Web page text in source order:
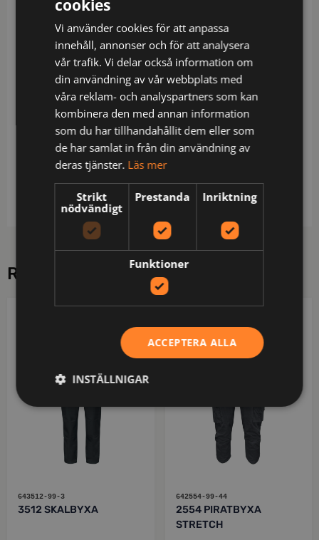
Beskrivning
Delvis återvunnet material / Miljödeklarerad (EPD) /
Mekanisk stretch / Ribbstickade stretchpartier i
midjan / Dold knapp fram / 2 framfickor / 2
bakfickor / Tumstocksficka och verktygsficka /
Benficka med hälla för id-kortshållare under lock
med dold tryckknapp / Förböjda knän /
Benlängden kan förlängas 5 cm / Godkänd enligt
EN 13758-2 UPF 40+ UV-skydd / Testad för
industritvätt enligt ISO 15797 / OEKO-TEX®-
certifierad / EPD reg.nr 13205 på environdec.com
RELATERADE PRODUKTER
643512-99-3
3512 SKALBYXA
642554-99-44
2554 PIRATBYXA
STRETCH
cookies
Vi använder cookies för att anpassa
innehåll, annonser och för att analysera
vår trafik. Vi delar också information om
din användning av vår webbplats med
våra reklam- och analyspartners som kan
kombinera den med annan information
som du har tillhandahållit dem eller som
de har samlat in från din användning av
deras tjänster. Läs mer
Strikt
nödvändigt
Prestanda Inriktning
Funktioner
ACCEPTERA ALLA
INSTÄLLNIGAR